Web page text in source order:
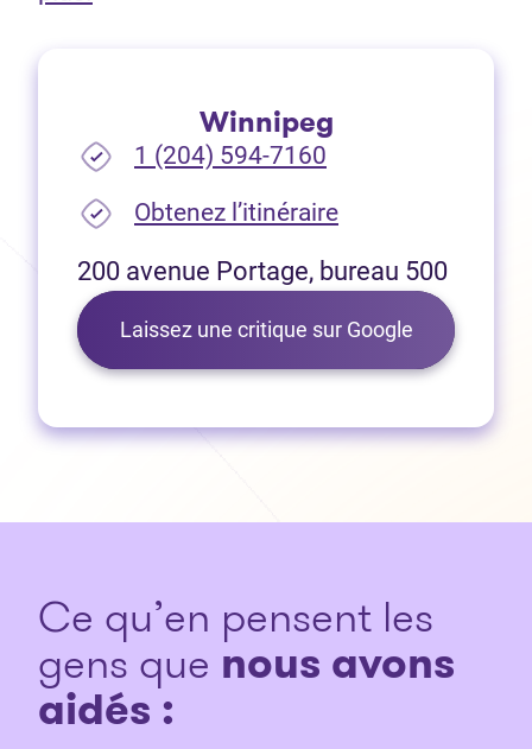
Winnipeg
1 (204) 594-7160
Obtenez l’itinéraire(Ouvre dans un
200 avenue Portage, bureau 500
Laissez une critique sur Google(Ouvre
Ce qu’en pensent les
gens que nous avons
aidés :